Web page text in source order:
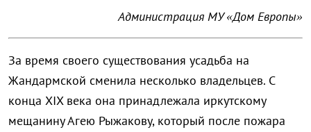
Администрация МУ «Дом Европы»
За время своего существования усадьба на
Жандармской сменила несколько владельцев. С
конца XIX века она принадлежала иркутскому
мещанину Агею Рыжакову, который после пожара